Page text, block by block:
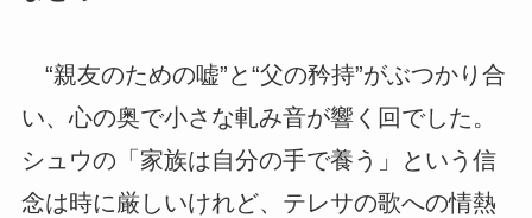
“親友のための嘘”と“父の矜持”がぶつかり合
い、心の奥で小さな軋み音が響く回でした。
シュウの「家族は自分の手で養う」という信
念は時に厳しいけれど、テレサの歌への情熱